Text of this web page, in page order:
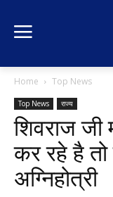
Home Top News
Top News राज्य
शिवराज
कर रहे है तो
अग्निहोत्री